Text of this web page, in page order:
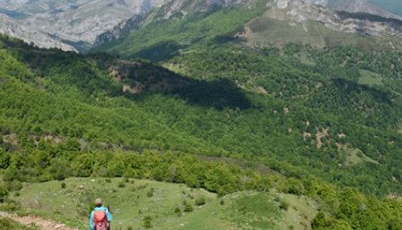
AGENDA
OFERTAS
CONTACTO